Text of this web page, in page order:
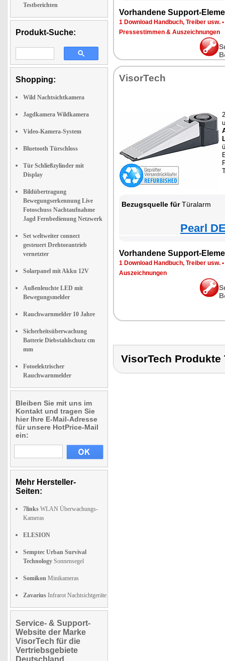
Testberichten
Produkt-Suche:
Shopping:
Wild Nachtsichtkamera
Jagdkamera Wildkamera
Video-Kamera-System
Bluetooth Türschloss
Tür Schließzylinder mit
Display
Bildübertragung
Bewegungserkennung Live
Fotoschuss Nachtaufnahme
Jagd Fernbedienung Netzwerk
Set weltweiter connect
gesteuert Drehtorantrieb
vernetzter
Solarpanel mit Akku 12V
Außenleuchte LED mit
Bewegungsmelder
Rauchwarnmelder 10 Jahre
Sicherheitsüberwachung
Batterie Diebstahlschutz cm
mm
Fotoelektrischer
Rauchwarnmelder
Bleiben Sie mit uns im
Kontakt und tragen Sie
hier Ihre E-Mail-Adresse
für unsere HotPrice-Mail
ein:
Mehr Hersteller-
Seiten:
7links WLAN Überwachungs-
Kameras
ELESION
Semptec Urban Survival
Technology Sonnensegel
Somikon Minikameras
Zavarius Infrarot Nachtsichtgeräte
Service- & Support-
Website der Marke
VisorTech für die
Vertriebsgebiete
Deutschland,
Vorhandene Support-
1 Download Handbuch, Treiber usw. •
Pressestimmen & Auszeichnungen
VisorTech
Bezugsquelle fürTüralarm
Pearl
Vorhandene Support-
1 Download Handbuch, Treiber usw. •
Auszeichnungen
VisorTech Produkte